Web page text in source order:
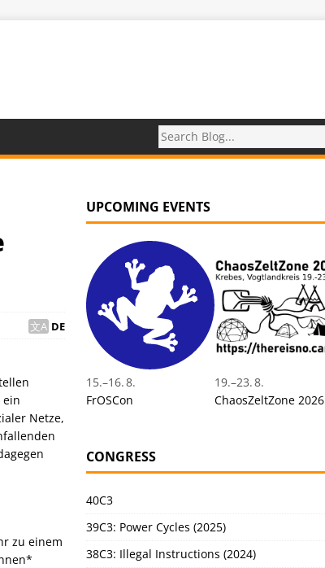
DE
ein
Netze,
zu einem
UPCOMING EVENTS
15.–16. 8.
FrOSCon
19.–23. 8.
ChaosZeltZone 2026
CONGRESS
40C3
39C3: Power Cycles (2025)
38C3: Illegal Instructions (2024)